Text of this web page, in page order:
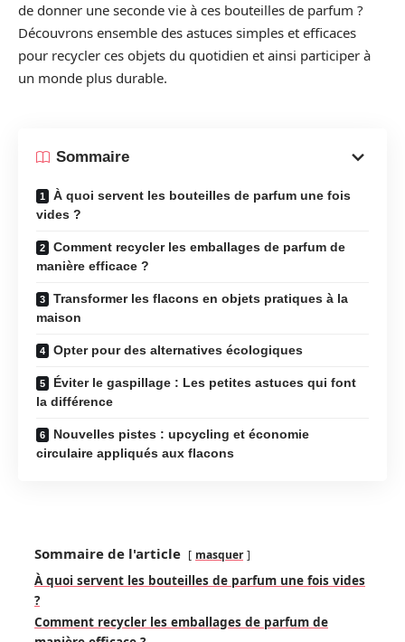
de donner une seconde vie à ces bouteilles de parfum ?
Découvrons ensemble des astuces simples et efficaces
pour recycler ces objets du quotidien et ainsi participer à
un monde plus durable.
Sommaire
À quoi servent les bouteilles de parfum une fois
vides ?
Comment recycler les emballages de parfum de
manière efficace ?
Transformer les flacons en objets pratiques à la
maison
Opter pour des alternatives écologiques
Éviter le gaspillage : Les petites astuces qui font
la différence
Nouvelles pistes : upcycling et économie
circulaire appliqués aux flacons
Sommaire de l'article masquer
À quoi servent les bouteilles de parfum une fois vides
?
Comment recycler les emballages de parfum de